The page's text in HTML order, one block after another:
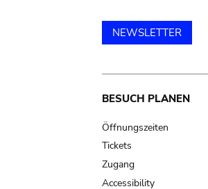
NEWSLETTER
Main
navigation
BESUCH PLANEN
Öffnungszeiten
Tickets
Zugang
Accessibility